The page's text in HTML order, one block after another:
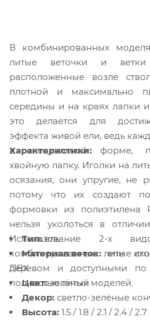
В комбинированных
литые веточки и
расположенные возле
плотной и максимально
середины и на краях лапки
это делается для
эффекта живой ели, ведь
в специальной форме,
хвойную лапку. Иголки на
осязания, они упругие, не
потому что их создают
формовки из полиэтилена
нельзя уколоться в
Использование 2-х
комбинированные ели
деревом и доступными
полностью литых моделей.
Характеристики:
Тип:ель
Материал веток: литые
ПВХ
Цвет:зелёный
Декор: светло-зелёные
Высота: 1.5 / 1.8 / 2.1 / 2.4 /